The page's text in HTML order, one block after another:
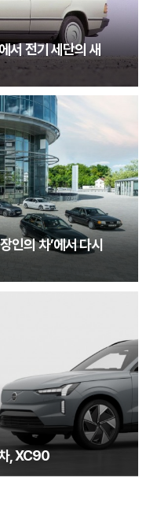
서 전기 세단의 새
인의 차’에서 다시
, XC90